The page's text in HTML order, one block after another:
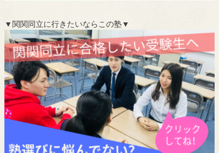
▼関関同立に行きたいならこの塾▼